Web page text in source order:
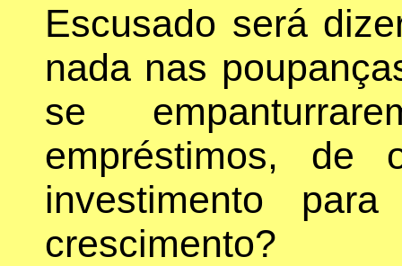
Escusado será
nada nas
se
empréstimos,
investimento
crescimento?